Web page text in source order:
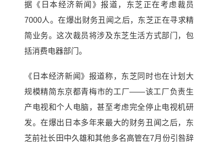
据《日本经济新闻》报道，东芝正在考虑裁员
7000人。在爆出财务丑闻之后，东芝正在寻求精
简业务。这次裁员将涉及东芝生活方式部门，包
括消费电器部门。
《日本经济新闻》报道称，东芝同时也在计划大
规模精简东京都青梅市的工厂——该工厂负责生
产电视和个人电脑，甚至考虑完全停止电视机研
发。在爆出日本多年来最大的财务丑闻之后，东
芝前社长田中久雄和其他多名高管在7月份引咎辞